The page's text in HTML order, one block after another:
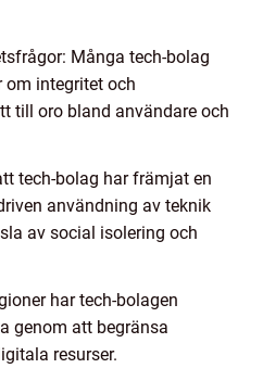
Många tech-bolag
om integritet och
till oro bland användare och
tech-bolag har främjat en
användning av teknik
av social isolering och
har tech-bolagen
genom att begränsa
resurser.